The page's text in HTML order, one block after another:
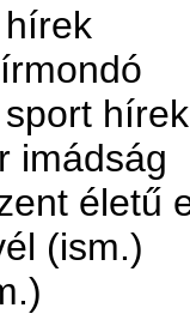
hírek
imádság
életű
(ism.)